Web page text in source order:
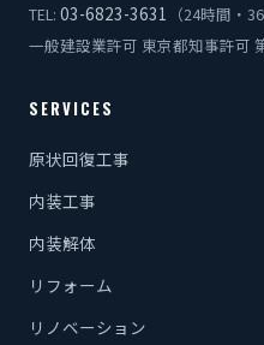
TEL: 03-6823-3631 （24時間・
一般建設業許可 東京都知事許可
SERVICES
原状回復工事
内装工事
内装解体
リフォーム
リノベーション